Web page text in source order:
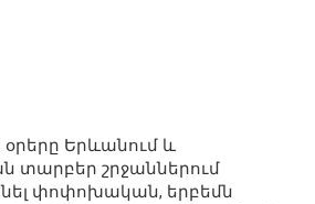
օրերը Երևանում և
տարբեր շրջաններում
փոփոխական, երբեմն